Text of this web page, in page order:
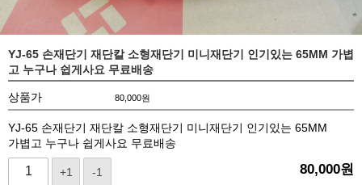
YJ-65 손재단기 재단칼 소형재단기 미니재단기 인기있는 65MM 가볍
고 누구나 쉽게사요 무료배송
상품가 80,000원
YJ-65 손재단기 재단칼 소형재단기 미니재단기 인기있는 65MM
가볍고 누구나 쉽게사요 무료배송
+1 -1 80,000원